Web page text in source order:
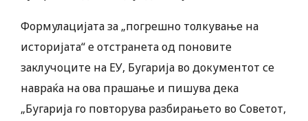
Формулацијата за „погрешно толкување на
историјата“ е отстранета од поновите
заклучоците на ЕУ, Бугарија во документот се
навраќа на ова прашање и пишува дека
„Бугарија го повторува разбирањето во Советот,